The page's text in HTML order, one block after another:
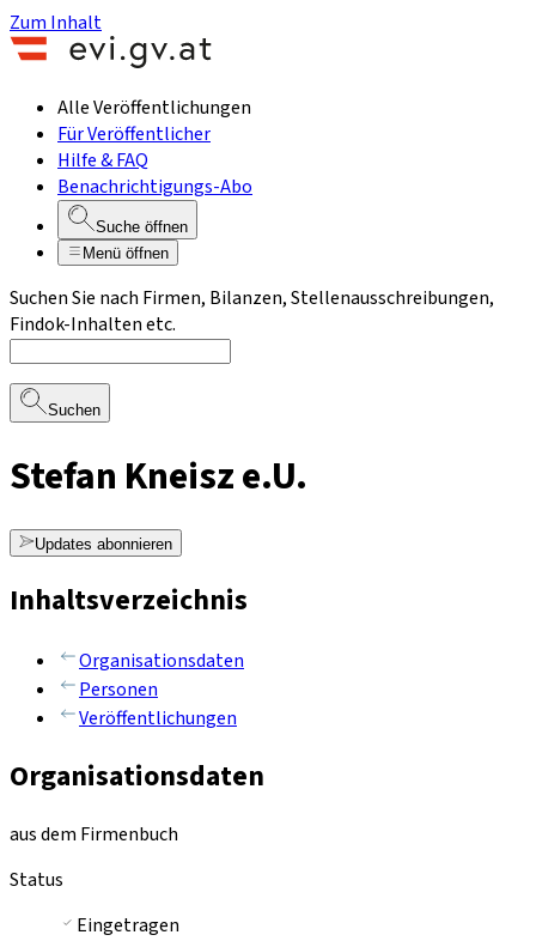
Zum Inhalt
Alle Veröffentlichungen
Für Veröffentlicher
Hilfe & FAQ
Benachrichtigungs-Abo
Suche öffnen
Menü öffnen
Suchen Sie nach Firmen, Bilanzen, Stellenausschreibungen,
Findok-Inhalten etc.
Suchen
Stefan Kneisz e.U.
Updates abonnieren
Inhaltsverzeichnis
Organisationsdaten
Personen
Veröffentlichungen
Organisationsdaten
aus dem Firmenbuch
Status
Eingetragen